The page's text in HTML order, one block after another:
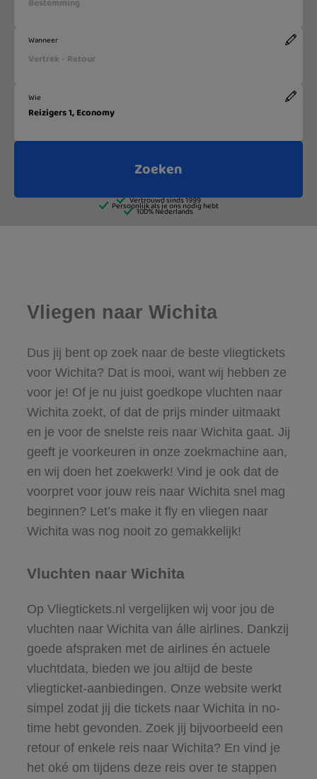
Vliegen naar Wichita
Dus jij bent op zoek naar de beste vliegtickets
voor Wichita? Dat is mooi, want wij hebben ze
voor je! Of je nu juist goedkope vluchten naar
Wichita zoekt, of dat de prijs minder uitmaakt
en je voor de snelste reis naar Wichita gaat. Jij
geeft je voorkeuren in onze zoekmachine aan,
en wij doen het zoekwerk! Vind je ook dat de
voorpret voor jouw reis naar Wichita snel mag
beginnen? Let’s make it fly en vliegen naar
Wichita was nog nooit zo gemakkelijk!
Vluchten naar Wichita
Op Vliegtickets.nl vergelijken wij voor jou de
vluchten naar Wichita van álle airlines. Dankzij
goede afspraken met de airlines én actuele
vluchtdata, bieden we jou altijd de beste
vliegticket-aanbiedingen. Onze website werkt
simpel zodat jij die tickets naar Wichita in no-
time hebt gevonden. Zoek jij bijvoorbeeld een
retour of enkele reis naar Wichita? En vind je
het oké om tijdens deze reis over te stappen